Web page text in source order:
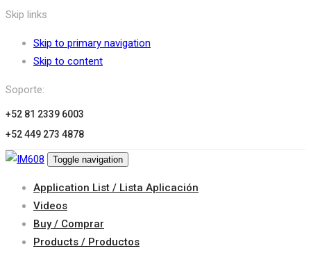
Skip links
Skip to primary navigation
Skip to content
Soporte:
+52 81 2339 6003
+52 449 273 4878
Toggle navigation
Application List / Lista Aplicación
Videos
Buy / Comprar
Products / Productos